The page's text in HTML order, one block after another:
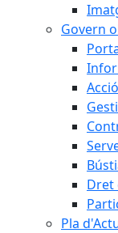
Govern
Dret
Pla